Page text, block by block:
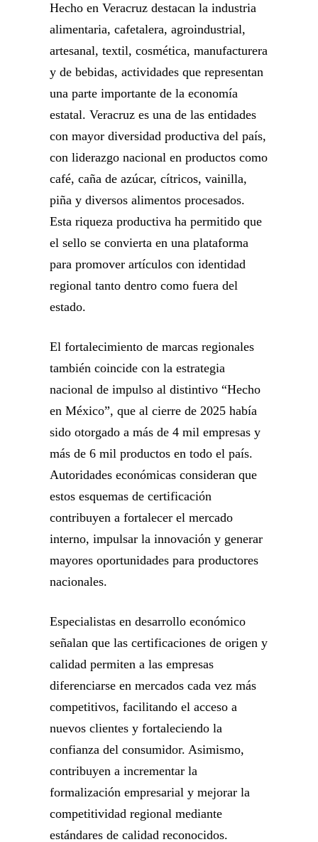
Hecho en Veracruz destacan la industria
alimentaria, cafetalera, agroindustrial,
artesanal, textil, cosmética, manufacturera
y de bebidas, actividades que representan
una parte importante de la economía
estatal. Veracruz es una de las entidades
con mayor diversidad productiva del país,
con liderazgo nacional en productos como
café, caña de azúcar, cítricos, vainilla,
piña y diversos alimentos procesados.
Esta riqueza productiva ha permitido que
el sello se convierta en una plataforma
para promover artículos con identidad
regional tanto dentro como fuera del
estado.
El fortalecimiento de marcas regionales
también coincide con la estrategia
nacional de impulso al distintivo “Hecho
en México”, que al cierre de 2025 había
sido otorgado a más de 4 mil empresas y
más de 6 mil productos en todo el país.
Autoridades económicas consideran que
estos esquemas de certificación
contribuyen a fortalecer el mercado
interno, impulsar la innovación y generar
mayores oportunidades para productores
nacionales.
Especialistas en desarrollo económico
señalan que las certificaciones de origen y
calidad permiten a las empresas
diferenciarse en mercados cada vez más
competitivos, facilitando el acceso a
nuevos clientes y fortaleciendo la
confianza del consumidor. Asimismo,
contribuyen a incrementar la
formalización empresarial y mejorar la
competitividad regional mediante
estándares de calidad reconocidos.